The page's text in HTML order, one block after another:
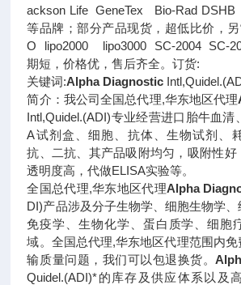
ackson Life GeneTex Bio-Rad
等品牌；部分产品现货，超低比价，
O lipo2000 lipo3000 SC-2004 SC-
期短，价格优，售后齐全。订货:
关键词:Alpha Diagnostic
简介：我公司全国总代理,华东地区代理
Intl,Quidel.(ADI)专业经营进口胎牛血清
A试剂盒、细胞、抗体、生物试剂、
抗、二抗、其产品吸附均匀，吸附性
透明度高，代做ELISA实验等。
全国总代理,华东地区代理Alpha
DI)产品涉及分子生物学、细胞生物学、
免疫学、生物化学、蛋白质学、细胞
域。全国总代理,华东地区代理范围内
输质量问题，我们可以包退换货。
Quidel.(ADI)*的库存及供应体系以及